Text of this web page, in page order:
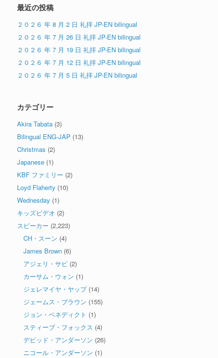
最近の投稿
２０２６ 年 8 月 2 日 礼拝 JP-EN bilingual
２０２６ 年 7 月 26 日 礼拝 JP-EN bilingual
２０２６ 年 7 月 19 日 礼拝 JP-EN bilingual
２０２６ 年 7 月 12 日 礼拝 JP-EN bilingual
２０２６ 年 7 月 5 日 礼拝 JP-EN bilingual
カテゴリー
Akira Tabata (3)
Bilingual ENG-JAP (13)
Christmas (2)
Japanese (1)
KBF ファミリー (2)
Loyd Flaherty (10)
Wednesday (1)
キッズビデオ (2)
スピーカー (2,223)
CH・スーン (4)
James Brown (6)
アジェリ・サビ (2)
カーサム・ウォン (1)
ジェレマイヤ・ヤップ(14)
ジェームス・ブラウン (155)
ジョン・ベネディクト (1)
スティーブ・フォックス (4)
デビッド・アンダーソン (26)
ニコール・アンダーソン (1)